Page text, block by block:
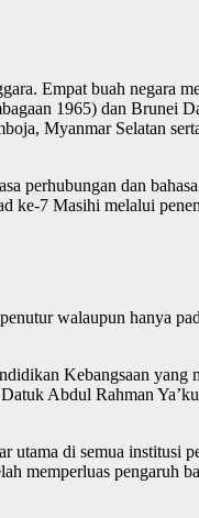
Empat buah negara
1965) dan Brunei
Myanmar Selatan
perhubungan dan
7 Masihi melalui
walaupun hanya
Kebangsaan yang
Abdul Rahman
utama di semua
pengaruh